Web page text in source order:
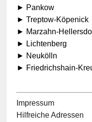
► Pankow
► Treptow-Köpenick
► Marzahn-
► Lichtenberg
► Neukölln
► Friedrichshain-
Impressum
Hilfreiche Adressen